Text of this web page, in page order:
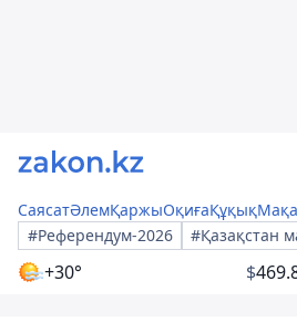
СаясатӘлемҚаржыОқиғаҚұқық
#Референдум-2026
#Қазақстан
+30° $